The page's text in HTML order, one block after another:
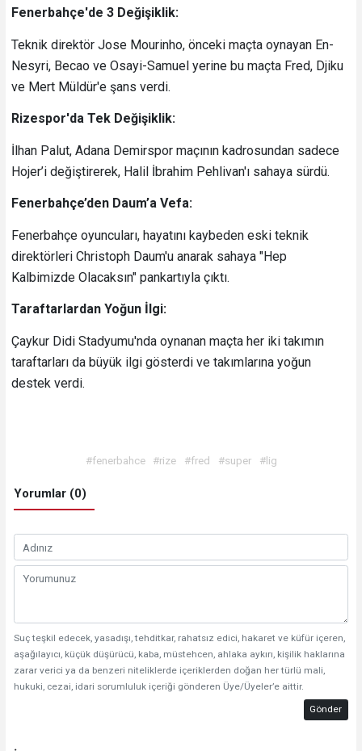
Fenerbahçe'de 3 Değişiklik:
Teknik direktör Jose Mourinho, önceki maçta oynayan En-
Nesyri, Becao ve Osayi-Samuel yerine bu maçta Fred, Djiku
ve Mert Müldür'e şans verdi.
Rizespor'da Tek Değişiklik:
İlhan Palut, Adana Demirspor maçının kadrosundan sadece
Hojer’i değiştirerek, Halil İbrahim Pehlivan'ı sahaya sürdü.
Fenerbahçe’den Daum’a Vefa:
Fenerbahçe oyuncuları, hayatını kaybeden eski teknik
direktörleri Christoph Daum'u anarak sahaya "Hep
Kalbimizde Olacaksın" pankartıyla çıktı.
Taraftarlardan Yoğun İlgi:
Çaykur Didi Stadyumu'nda oynanan maçta her iki takımın
taraftarları da büyük ilgi gösterdi ve takımlarına yoğun
destek verdi.
#fenerbahce #rize #fred #super #lig
Yorumlar (0)
Suç teşkil edecek, yasadışı, tehditkar, rahatsız edici, hakaret ve küfür içeren,
aşağılayıcı, küçük düşürücü, kaba, müstehcen, ahlaka aykırı, kişilik haklarına
zarar verici ya da benzeri niteliklerde içeriklerden doğan her türlü mali,
hukuki, cezai, idari sorumluluk içeriği gönderen Üye/Üyeler’e aittir.
Gönder